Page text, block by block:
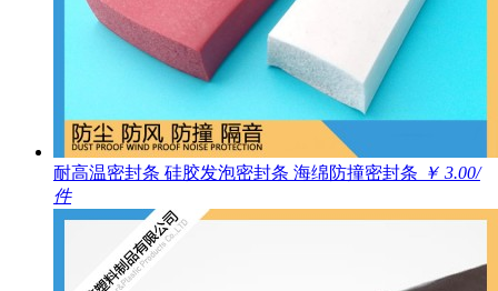
耐高温密封条 硅胶发泡密封条 海绵防撞密封条 ￥ 3.00/
件